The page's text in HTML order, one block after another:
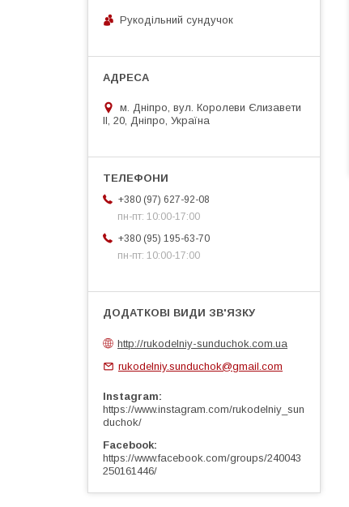
Рукодільний сундучок
м. Дніпро, вул. Королеви Єлизавети
ІІ, 20, Дніпро, Україна
+380 (97) 627-92-08
пн-пт: 10:00-17:00
+380 (95) 195-63-70
пн-пт: 10:00-17:00
http://rukodelniy-sunduchok.com.ua
rukodelniy.sunduchok@gmail.com
Instagram
https://www.instagram.com/rukodelniy_sun
duchok/
Facebook
https://www.facebook.com/groups/240043
250161446/